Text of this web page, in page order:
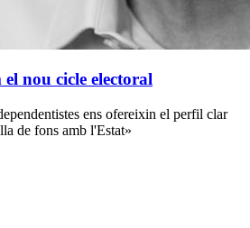
nou cicle electoral
ens ofereixin el perfil clar
de fons amb l'Estat»